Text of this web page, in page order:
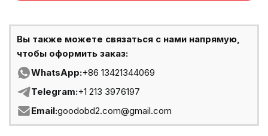
Вы также можете связаться с нами напрямую,
чтобы оформить заказ:
WhatsApp:+86 13421344069
Telegram:+1 213 3976197
Email:goodobd2.com@gmail.com